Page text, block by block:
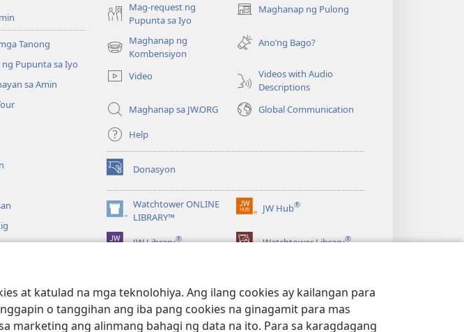
at katulad na mga teknolohiya. Ang ilang cookies ay kailangan para
o tanggihan ang iba pang cookies na ginagamit para mas
marketing ang alinmang bahagi ng data na ito. Para sa karagdagang
Tanong
Pupunta sa Iyo
sa Amin
Mag-request ng
Pupunta sa Iyo
Maghanap ng Pulong
(may
na
window)
Maghanap ng
Kombensiyon
(may
na
window)
Ano’ng Bago?
Video
Videos with Audio
Descriptions
Maghanap sa JW.ORG
Global Communication
Help
Donasyon
(may
bubukas
na
bagong
Watchtower ONLINE
LIBRARY™
(may
bubukas
na
JW Hub®
(may
na
JW Library® Watchtower Library®